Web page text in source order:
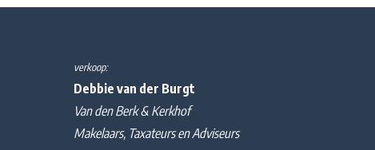
verkoop:
Debbie van der Burgt
Van den Berk & Kerkhof
Makelaars, Taxateurs en Adviseurs